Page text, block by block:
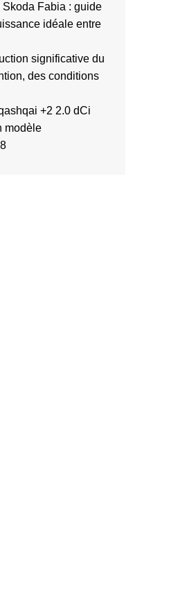
Fabia : guide
idéale entre
significative du
des conditions
+2 2.0 dCi
modèle